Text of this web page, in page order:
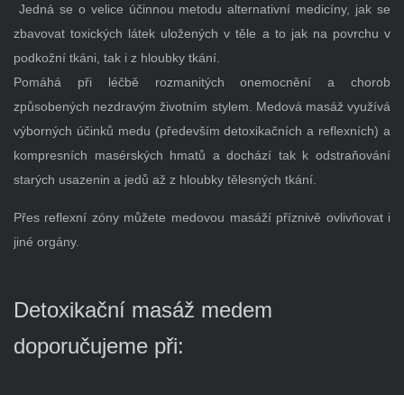
Jedná se o velice účinnou metodu alternativní medicíny, jak se
zbavovat toxických látek uložených v těle a to jak na povrchu v
podkožní tkáni, tak i z hloubky tkání.
Pomáhá při léčbě rozmanitých onemocnění a chorob
způsobených nezdravým životním stylem. Medová masáž využívá
výborných účinků medu (především detoxikačních a reflexních) a
kompresních masérských hmatů a dochází tak k odstraňování
starých usazenin a jedů až z hloubky tělesných tkání.
Přes reflexní zóny můžete medovou masáží příznivě ovlivňovat i
jiné orgány.
Detoxikační masáž medem
doporučujeme při: